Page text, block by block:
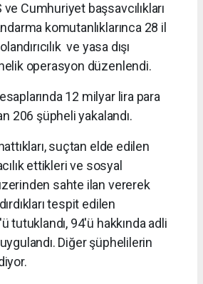
ve Cumhuriyet başsavcılıkları
komutanlıklarınca 28 il
ve yasa dışı
operasyon düzenlendi.
12 milyar lira para
206 şüpheli yakalandı.
suçtan elde edilen
ettikleri ve sosyal
sahte ilan vererek
tespit edilen
tutuklandı, 94'ü hakkında adli
Diğer şüphelilerin